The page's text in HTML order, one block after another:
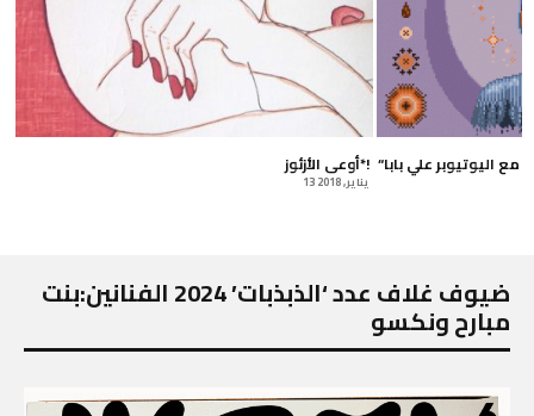
أوعى الأزئوز*!
13 يناير, 2018
“إزيكو يا معشر قوس قزح” – حوار مع اليوتيوبر علي بابا
ضيوف غلاف عدد ‘الذبذبات’ 2024 الفنانين:بنت
مبارح ونكسو